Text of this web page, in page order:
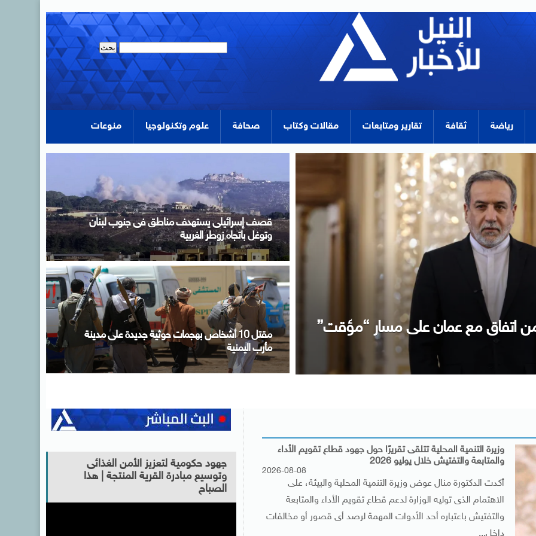
رياضة ثقافة تقارير ومتابعات مقالات وكتاب صحافة علوم وتكنولوجيا منوعات
التطورات الإقليمية
المرحلة الأولى لتنسيق الجامعات تنتهى السابعة مساء غدٍ
الأحد .. تسجيل رغبات 86 ألف طالب حتى الآن
التحالف الوطني يطلق المرحلة الثالثة من مبادرة “إيد
واحدة” .. ويستهدف خدمة 3 ملايين مستفيد خلال
أغسطس
وزيرة التنمية المحلية تتلقى تقريرًا حول جهود قطاع تقويم الأداء
والمتابعة والتفتيش خلال يوليو 2026
2026-08-08
أكدت الدكتورة منال عوض وزيرة التنمية المحلية والبيئة، على
الاهتمام الذى توليه الوزارة لدعم قطاع تقويم الأداء والمتابعة
والتفتيش باعتباره أحد الأدوات المهمة لرصد أى قصور أو مخالفات
داخل...
جهود حكومية لتعزيز الأمن الغذائى
وتوسيع مبادرة القرية المنتجة | هذا
الصباح